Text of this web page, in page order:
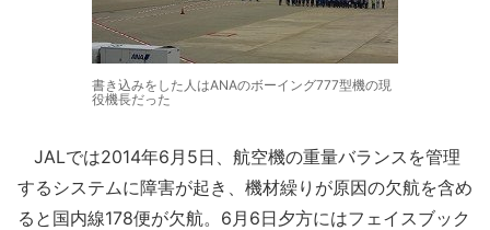
書き込みをした人はANAのボーイング777型機の現
役機長だった
JALでは2014年6月5日、航空機の重量バランスを管理
するシステムに障害が起き、機材繰りが原因の欠航を含め
ると国内線178便が欠航。6月6日夕方にはフェイスブック